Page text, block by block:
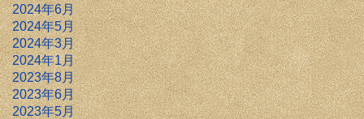
2024年6月
2024年5月
2024年3月
2024年1月
2023年8月
2023年6月
2023年5月